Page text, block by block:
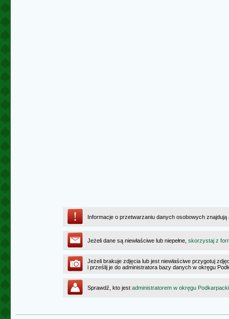
Informacje o przetwarzaniu danych osobowych
Jeżeli dane są niewłaściwe lub niepełne, skorzystaj z
Jeżeli brakuje zdjęcia lub jest niewłaściwe przygotuj
i prześlij je do administratora bazy danych w okręgu
Sprawdź, kto jest administratorem w okręgu